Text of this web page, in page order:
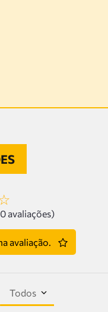
avaliações)
avaliação.
Todos